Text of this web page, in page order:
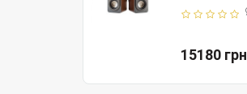
15180 грн